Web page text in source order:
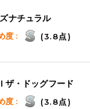
ナチュラル
度 : (3.8点)
ザ・ドッグフード
度 : (3.8点)